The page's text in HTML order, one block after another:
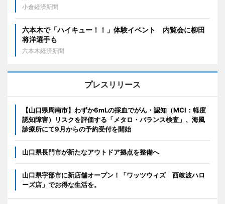
小倉経済新聞
六本木で「ハイキュー！！」体験イベント 内覧会に柳田
将洋選手も
六本木経済新聞
プレスリリース
【山口県周南市】わずか6mLの採血でがん・認知（MCI：軽度
認知障害）リスクを評価する「メタロ・バランス検査」、海風
診療所にて9月からの予約受付を開始
山口県長門市が新たなアウトドア拠点を整備へ
山口県宇部市に新店舗オープン！「ワッツウィズ 西岐波ハロ
ーズ店」でお得な生活を。